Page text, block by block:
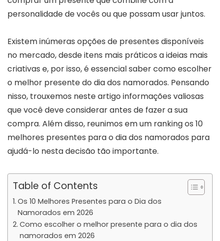
personalidade de vocês ou que possam usar juntos.
Existem inúmeras opções de presentes disponíveis
no mercado, desde itens mais práticos a ideias mais
criativas e, por isso, é essencial saber como escolher
o melhor presente do dia dos namorados. Pensando
nisso, trouxemos neste artigo informações valiosas
que você deve considerar antes de fazer a sua
compra. Além disso, reunimos em um ranking os 10
melhores presentes para o dia dos namorados para
ajudá-lo nesta decisão tão importante.
Table of Contents
Os 10 Melhores Presentes para o Dia dos
Namorados em 2026
Como escolher o melhor presente para o dia dos
namorados em 2026